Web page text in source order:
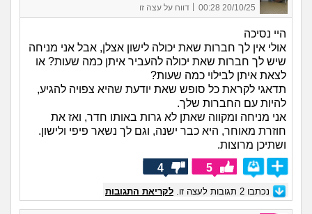
20/10/25 00:28
| דווח על עצה זו
היי נסיכה
אולי אין לך חברות שאת יכולה לישון אצלן, אבל אני מניחה
שיש לך חברות שאת יכולה להעביר איתן כמה שעות? או
לצאת איתן לבילוי כמה שעות?
תדאגי לקראת כל סופש שאת יודעת שהיא צפויה להגיע,
להיות עם החברות שלך.
אני מניחה ומקווה שאתן לא גרות באותו חדר, ואז את
חוזרת מאוחר, היא כבר ישנה, וגם לך נשאר פיפי ולישון.
ושתיכן מרוצות.
5
4
נכתבו 2 תגובות לעצה זו. לקריאת התגובות